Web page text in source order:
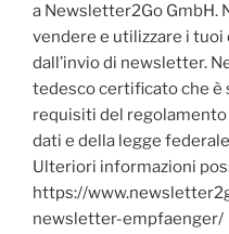
a Newsletter2Go GmbH.
vendere e utilizzare i
dall’invio di newsletter.
tedesco certificato che è
requisiti del
dati e della legge
Ulteriori informazioni
https://
newsletter-empfaenger/